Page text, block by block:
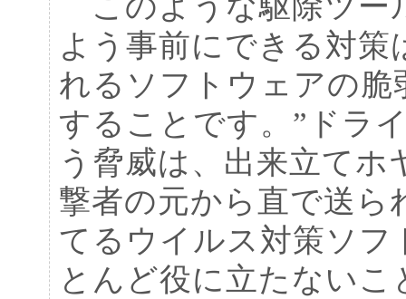
よう事前にできる対
れるソフトウェアの脆
することです。”ドラ
う脅威は、出来立て
撃者の元から直で送ら
てるウイルス対策ソ
とんど役に立たない